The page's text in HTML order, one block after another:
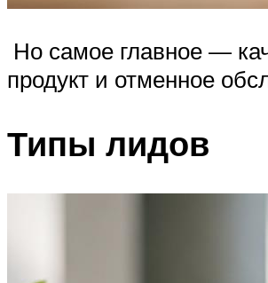
Но самое главное —
продукт и отменное
Типы лидов